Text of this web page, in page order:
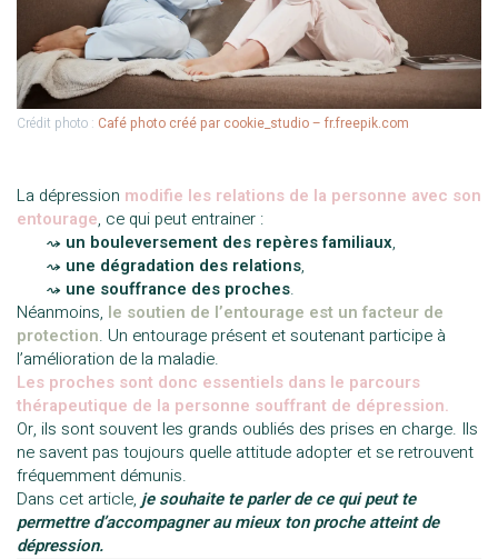
Crédit photo : Café photo créé par cookie_studio – fr.freepik.com
La dépression modifie les relations de la personne avec son
entourage, ce qui peut entrainer :
⤳ un bouleversement des repères familiaux,
⤳ une dégradation des relations,
⤳ une souffrance des proches.
Néanmoins, le soutien de l’entourage est un facteur de
protection. Un entourage présent et soutenant participe à
l’amélioration de la maladie.
Les proches sont donc essentiels dans le parcours
thérapeutique de la personne souffrant de dépression.
Or, ils sont souvent les grands oubliés des prises en charge. Ils
ne savent pas toujours quelle attitude adopter et se retrouvent
fréquemment démunis.
Dans cet article, je souhaite te parler de ce qui peut te
permettre d’accompagner au mieux ton proche atteint de
dépression.